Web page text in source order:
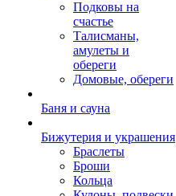
Подковы на
счастье
Талисманы,
амулеты и
обереги
Домовые, обереги
Баня и сауна
Бижутерия и украшения
Браслеты
Броши
Кольца